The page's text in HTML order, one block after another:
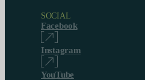
SOCIAL
Facebook
Instagram
YouTube